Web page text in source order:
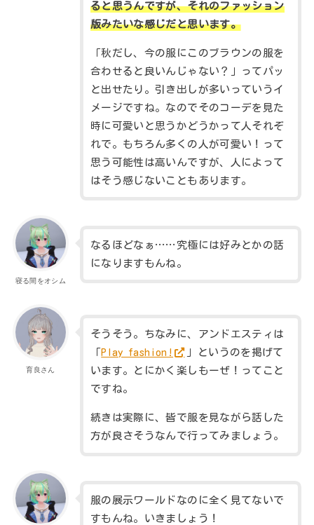
ると思うんですが、それのファッション
版みたいな感じだと思います。
「秋だし、今の服にこのブラウンの服を
合わせると良いんじゃない？」ってパッ
と出せたり。引き出しが多いっていうイ
メージですね。なのでそのコーデを見た
時に可愛いと思うかどうかって人それぞ
れで。もちろん多くの人が可愛い！って
思う可能性は高いんですが、人によって
はそう感じないこともあります。
寝る間をオシム
なるほどなぁ……究極には好みとかの話
になりますもんね。
育良さん
そうそう。ちなみに、アンドエスティは
「Play fashion!
」というのを掲げて
います。とにかく楽しもーぜ！ってこと
ですね。
続きは実際に、皆で服を見ながら話した
方が良さそうなんで行ってみましょう。
服の展示ワールドなのに全く見てないで
すもんね。いきましょう！